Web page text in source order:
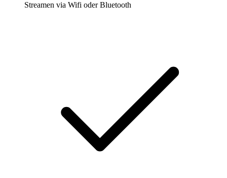
Streamen via Wifi oder Bluetooth